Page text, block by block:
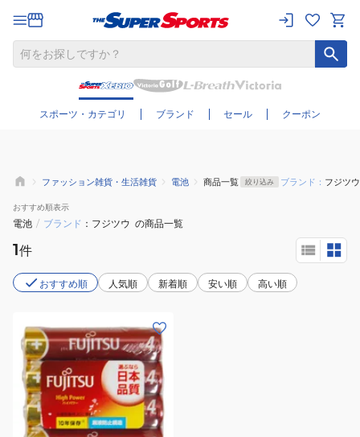
スポーツ・カテゴリ ブランド セール クーポン
さらに絞り込む
ファッション雑貨・生活雑貨 電池 商品一覧 絞り込み ブランド： フジツウ
おすすめ順表示
電池 / ブランド フジツウ の商品一覧
1件
おすすめ順 人気順 新着順 安い順 高い順